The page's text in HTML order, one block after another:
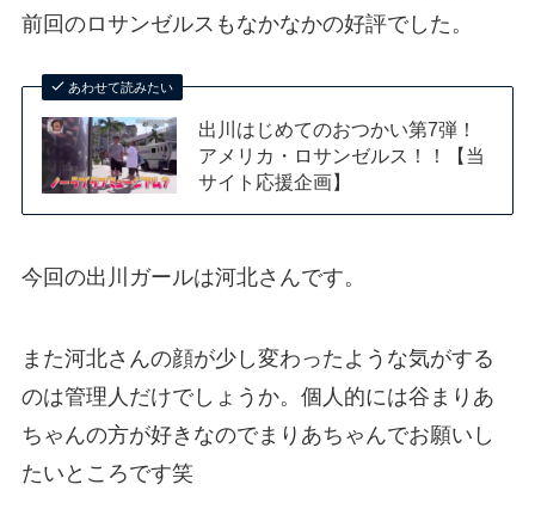
前回のロサンゼルスもなかなかの好評でした。
あわせて読みたい
出川はじめてのおつかい第7弾！
アメリカ・ロサンゼルス！！【当
サイト応援企画】
今回の出川ガールは河北さんです。
また河北さんの顔が少し変わったような気がする
のは管理人だけでしょうか。個人的には谷まりあ
ちゃんの方が好きなのでまりあちゃんでお願いし
たいところです笑